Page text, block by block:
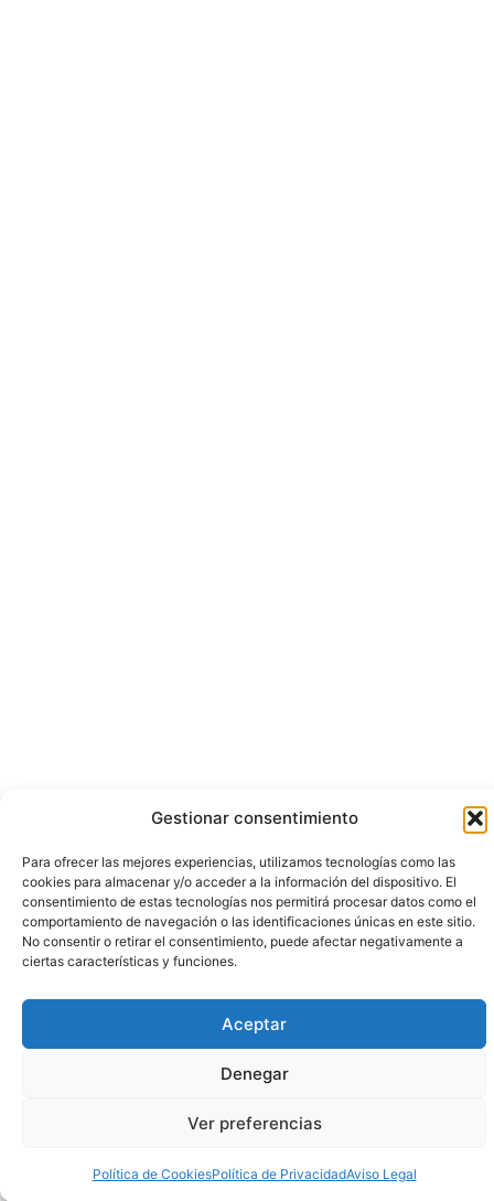
Gestionar consentimiento
Para ofrecer las mejores experiencias, utilizamos tecnologías como las
cookies para almacenar y/o acceder a la información del dispositivo. El
consentimiento de estas tecnologías nos permitirá procesar datos como el
comportamiento de navegación o las identificaciones únicas en este sitio.
No consentir o retirar el consentimiento, puede afectar negativamente a
ciertas características y funciones.
Aceptar
Denegar
Ver preferencias
Política de CookiesPolítica de PrivacidadAviso Legal